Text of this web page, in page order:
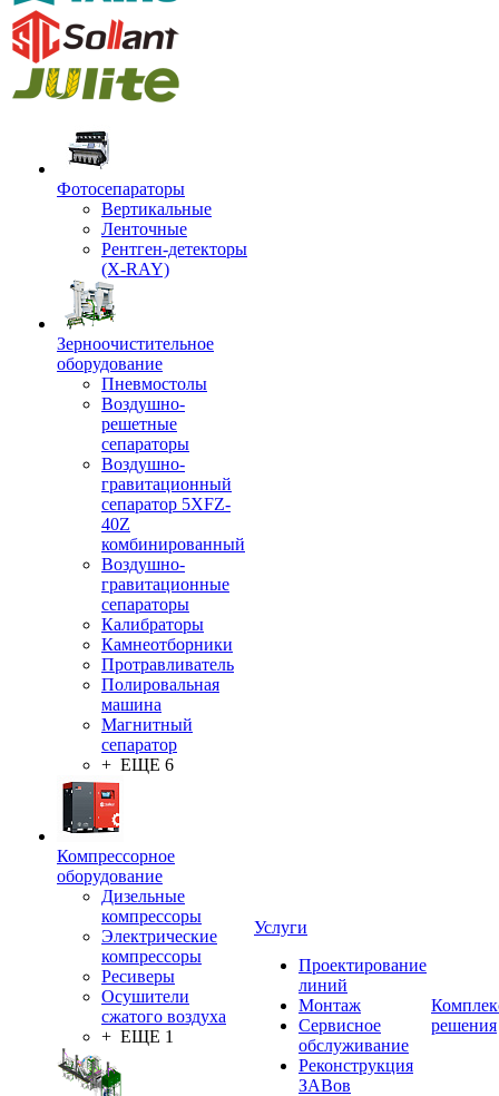
Фотосепараторы
Вертикальные
Ленточные
Рентген-детекторы
(X-RAY)
Зерноочистительное
оборудование
Пневмостолы
Воздушно-
решетные
сепараторы
Воздушно-
гравитационный
сепаратор 5XFZ-
40Z
комбинированный
Воздушно-
гравитационные
сепараторы
Калибраторы
Камнеотборники
Протравливатель
Полировальная
машина
Магнитный
сепаратор
+ ЕЩЕ 6
Компрессорное
оборудование
Дизельные
компрессоры
Электрические
компрессоры
Ресиверы
Осушители
сжатого воздуха
+ ЕЩЕ 1
Услуги
Проектирование
линий
Монтаж
Сервисное
обслуживание
Реконструкция
ЗАВов
решения